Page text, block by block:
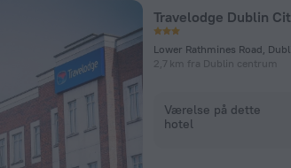
Travelodge Dublin
Lower Rathmines Road,
2,7 km fra Dublin centrum
Værelse på dette
hotel